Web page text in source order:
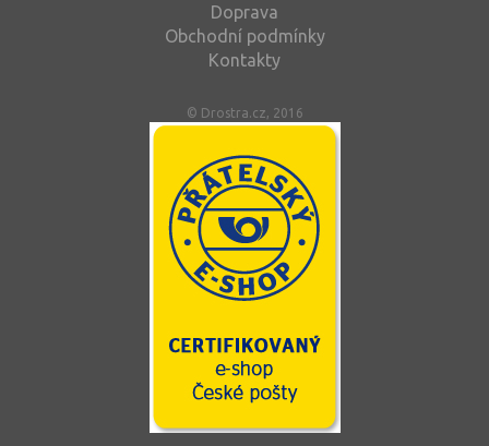
Doprava
Obchodní podmínky
Kontakty
© Drostra.cz, 2016